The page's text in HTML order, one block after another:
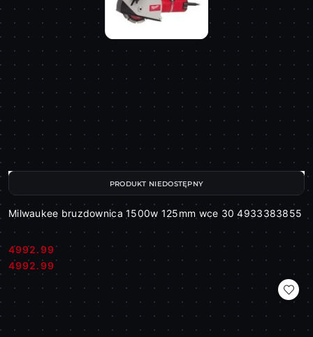
Milwaukee bruzdownica 1500w 125mm wce 30 4933383855
Cena:
4992.99
Cena:
4992.99
PRODUKT NIEDOSTĘPNY